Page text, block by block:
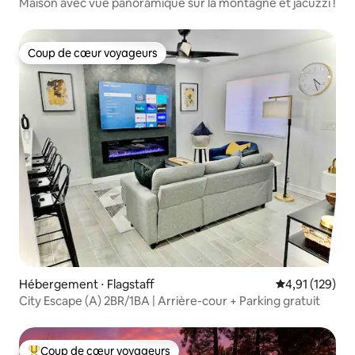
Maison avec vue panoramique sur la montagne et jacuzzi !
Coup de cœur voyageurs
Coup de cœur voyageurs
Hébergement ⋅ Flagstaff Évaluation
4,91 (129)
City Escape (A) 2BR/1BA | Arrière-cour + Parking gratuit
Coup de cœur voyageurs